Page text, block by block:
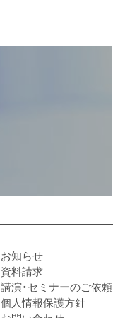
お知らせ
資料請求
講演・セミナーのご依頼
個人情報保護方針